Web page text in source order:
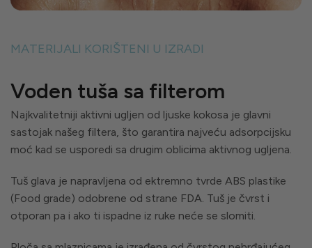
MATERIJALI KORIŠTENI U IZRADI
Voden tuša sa filterom
Najkvalitetniji aktivni ugljen od ljuske kokosa je glavni
sastojak našeg filtera, što garantira najveću adsorpcijsku
moć kad se usporedi sa drugim oblicima aktivnog ugljena.
Tuš glava je napravljena od ektremno tvrde ABS plastike
(Food grade) odobrene od strane FDA. Tuš je čvrst i
otporan pa i ako ti ispadne iz ruke neće se slomiti.